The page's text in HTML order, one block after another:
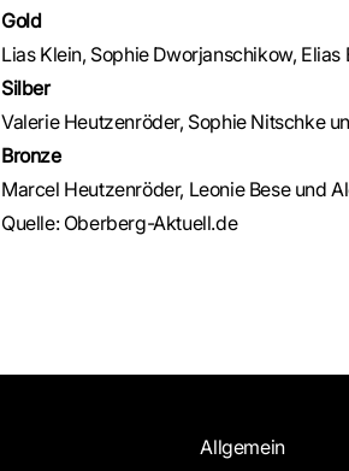
Gold
Lias Klein, Sophie Dworjanschikow,
Silber
Valerie Heutzenröder, Sophie Nitschke
Bronze
Marcel Heutzenröder, Leonie Bese und
Quelle: Oberberg-Aktuell.de
Allgemein